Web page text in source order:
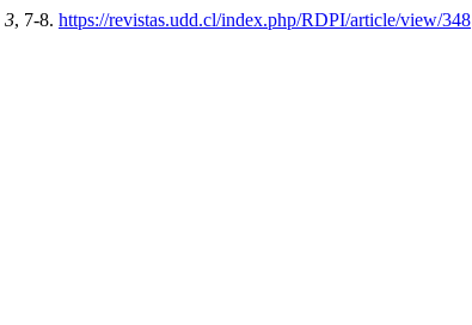
3, 7-8. https://revistas.udd.cl/index.php/RDPI/article/view/348